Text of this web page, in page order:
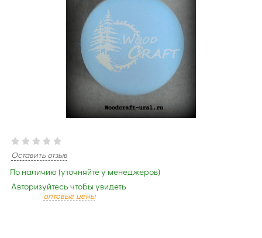
Оставить отзыв
По наличию (уточняйте у менеджеров)
Авторизуйтесь чтобы увидеть
оптовые цены